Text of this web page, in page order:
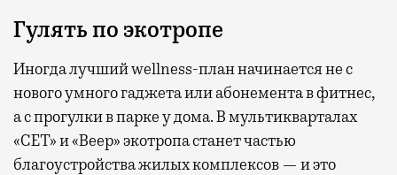
Гулять по экотропе
Иногда лучший wellness-план начинается не с
нового умного гаджета или абонемента в фитнес,
а с прогулки в парке у дома. В мультикварталах
«СЕТ» и «Веер» экотропа станет частью
благоустройства жилых комплексов — и это